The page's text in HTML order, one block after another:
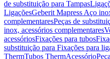
de substituição para Tampas
LigaçõesGeberit Mapress Aço
complementaresPeças de
inox, acessórios complementares
acessóriosFixações para tubos
substituição para Fixações para
ThermTubos ThermAcessório